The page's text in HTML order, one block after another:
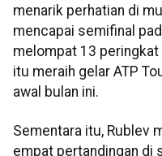
menarik perhatian di
mencapai semifinal
melompat 13 peringkat
itu meraih gelar ATP
awal bulan ini.
Sementara itu, Rublev
empat pertandingan di